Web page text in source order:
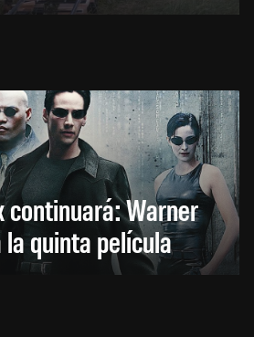
continuará: Warner
quinta película